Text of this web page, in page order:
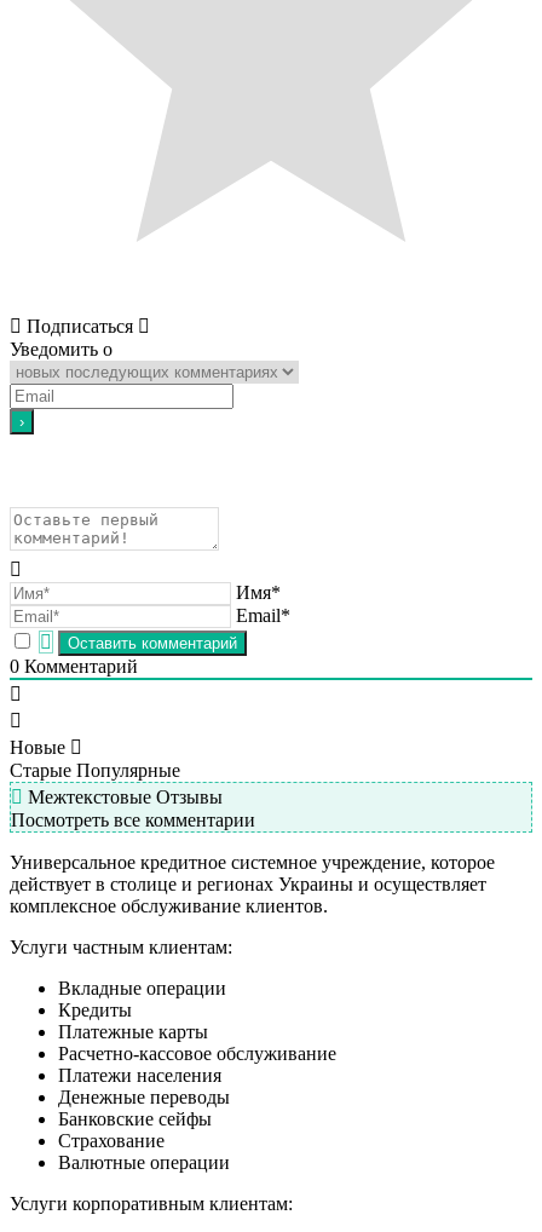
Подписаться
Уведомить о
Имя*
Email*
0 Комментарий
Новые
Старые Популярные
Межтекстовые Отзывы
Посмотреть все комментарии
Универсальное кредитное системное учреждение, которое
действует в столице и регионах Украины и осуществляет
комплексное обслуживание клиентов.
Услуги частным клиентам:
Вкладные операции
Кредиты
Платежные карты
Расчетно-кассовое обслуживание
Платежи населения
Денежные переводы
Банковские сейфы
Страхование
Валютные операции
Услуги корпоративным клиентам: